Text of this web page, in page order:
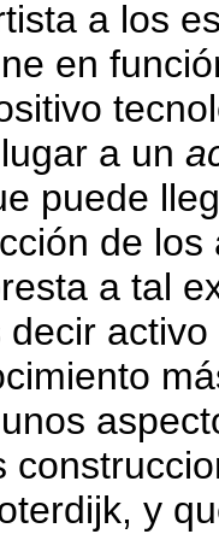
a los
en
a un
puede
de
a tal
decir
y